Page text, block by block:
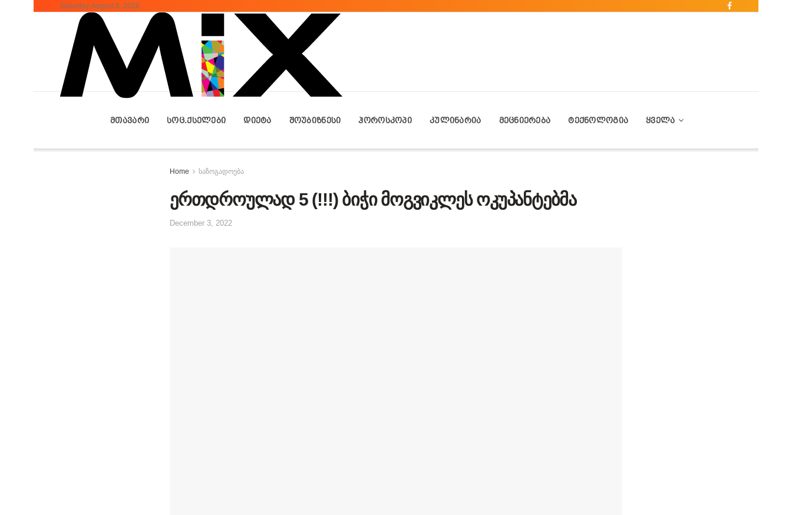
Saturday, August 8, 2026
ᲛᲗᲐᲕᲐᲠᲘ ᲡᲝᲪ.ᲥᲡᲔᲚᲔᲑᲘ ᲓᲘᲔᲢᲐ ᲨᲝᲣᲑᲘᲖᲜᲔᲡᲘ ᲰᲝᲠᲝᲡᲙᲝᲞᲘ ᲙᲣᲚᲘᲜᲐᲠᲘᲐ ᲛᲔᲪᲜᲘᲔᲠᲔᲑᲐ ᲢᲔᲥᲜᲝᲚᲝᲒᲘᲐ ᲧᲕᲔᲚᲐ
Home საზოგადოება
ერთდროულად 5 (!!!) ბიჭი მოგვიკლეს ოკუპანტებმა
December 3, 2022